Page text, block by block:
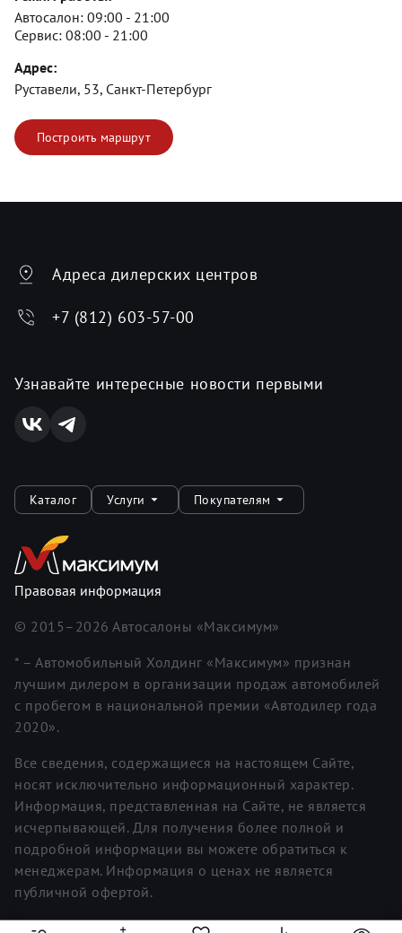
Автосалон: 09:00 - 21:00
Сервис: 08:00 - 21:00
Адрес:
Руставели, 53, Санкт-Петербург
Построить маршрут
Адреса дилерских центров
+7 (812) 603-57-00
Узнавайте интересные новости первыми
Каталог Услуги Покупателям
Правовая информация
© 2015– 2026 Автосалоны «Максимум»
* – Автомобильный Холдинг «Максимум» признан
лучшим дилером в организации продаж автомобилей
с пробегом в национальной премии «Автодилер года
2020».
Все сведения, содержащиеся на настоящем Сайте,
носят исключительно информационный характер.
Информация, представленная на Сайте, не является
исчерпывающей. Для получения более полной и
подробной информации вы можете обратиться к
менеджерам. Информация о ценах не является
публичной офертой.